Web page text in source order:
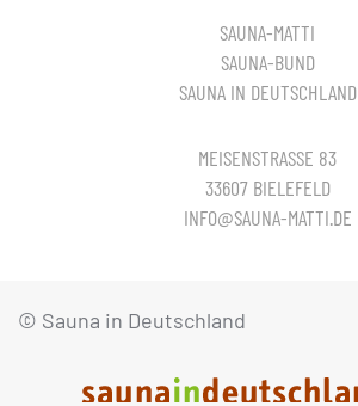
SAUNA-MATTI
SAUNA-BUND
SAUNA IN DEUTSCHLAND
MEISENSTRASSE 83
33607 BIELEFELD
INFO@SAUNA-MATTI.DE
© Sauna in Deutschland